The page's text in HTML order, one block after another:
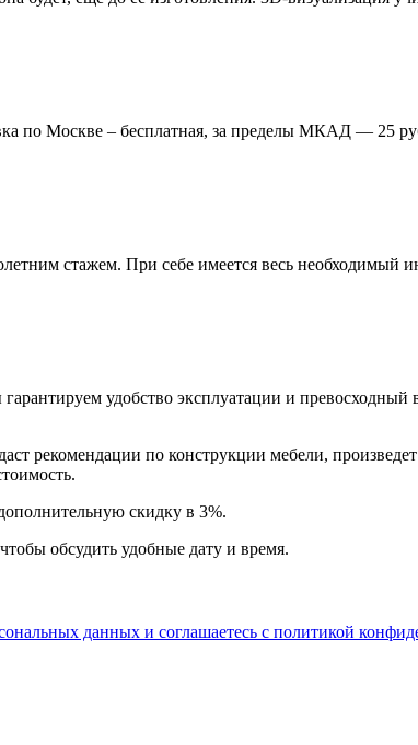
по Москве – бесплатная, за пределы МКАД — 25
стажем. При себе имеется весь необходимый
удобство эксплуатации и
рекомендации по конструкции мебели,
скидку в 3%.
обсудить удобные дату и время.
данных​ и соглашаетесь c политикой